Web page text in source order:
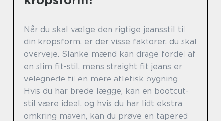
Når du skal vælge den rigtige jeansstil til
din kropsform, er der visse faktorer, du skal
overveje. Slanke mænd kan drage fordel af
en slim fit-stil, mens straight fit jeans er
velegnede til en mere atletisk bygning.
Hvis du har brede lægge, kan en bootcut-
stil være ideel, og hvis du har lidt ekstra
omkring maven, kan du prøve en tapered